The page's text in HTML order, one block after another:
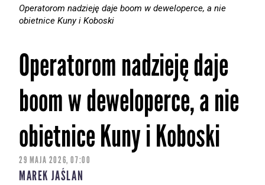
Operatorom nadzieję daje boom w deweloperce, a nie
obietnice Kuny i Koboski
Operatorom nadzieję daje
boom w deweloperce, a nie
obietnice Kuny i Koboski
29 MAJA 2026, 07:00
MAREK JAŚLAN